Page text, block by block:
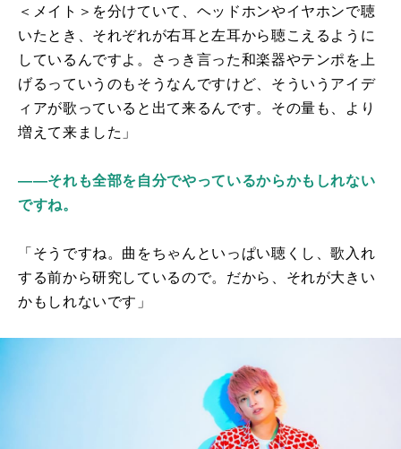
＜メイト＞を分けていて、ヘッドホンやイヤホンで聴
いたとき、それぞれが右耳と左耳から聴こえるように
しているんですよ。さっき言った和楽器やテンポを上
げるっていうのもそうなんですけど、そういうアイデ
ィアが歌っていると出て来るんです。その量も、より
増えて来ました」
――それも全部を自分でやっているからかもしれない
ですね。
「そうですね。曲をちゃんといっぱい聴くし、歌入れ
する前から研究しているので。だから、それが大きい
かもしれないです」